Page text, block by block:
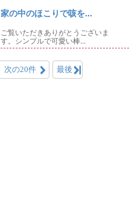
家の中のほこりで咳を...
ご覧いただきありがとうございま
す。シンプルで可愛い棒...
次の20件 最後